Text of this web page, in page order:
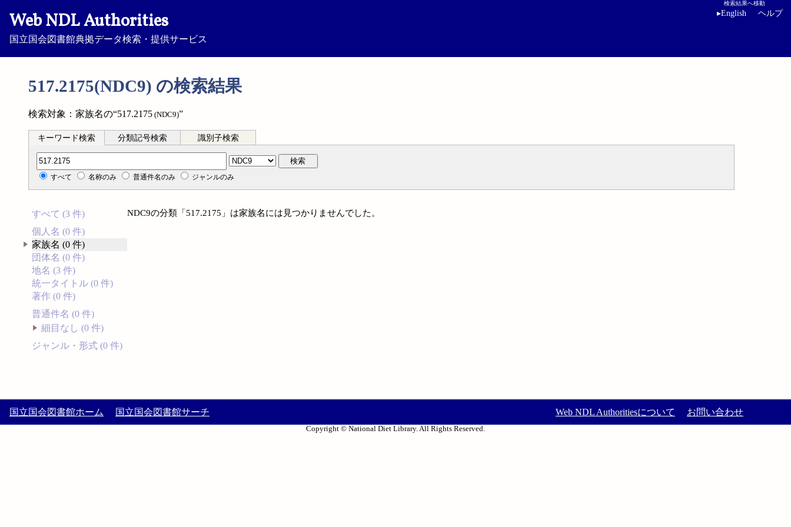
Web NDL Authorities
国立国会図書館典拠データ検索・提供サービス
検索結果へ移動
▸English ヘルプ
517.2175(NDC9) の検索結果
検索対象：家族名の“517.2175 (NDC9)”
キーワード検索 分類記号検索 識別子検索
分類記号検索 検索
すべて 名称のみ 普通件名のみ ジャンルのみ
すべて (3 件)
個人名 (0 件)
家族名 (0 件)
団体名 (0 件)
地名 (3 件)
統一タイトル (0 件)
著作 (0 件)
普通件名 (0 件)
細目なし (0 件)
ジャンル・形式 (0 件)
NDC9の分類「517.2175」は家族名には見つかりませんでした。
国立国会図書館ホーム 国立国会図書館サーチ Web NDL Authoritiesについて お問い合わせ
Copyright © National Diet Library. All Rights Reserved.